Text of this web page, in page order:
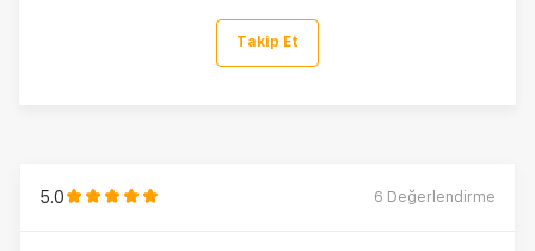
Takip Et
5.0 6 Değerlendirme